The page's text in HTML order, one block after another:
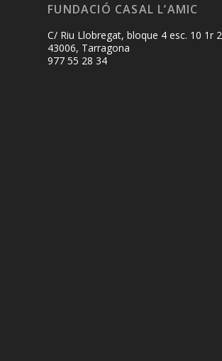
FUNDACIÓ CASAL L’AMIC
C/ Riu Llobregat, bloque 4 esc. 10 1r 2
43006, Tarragona
977 55 28 34